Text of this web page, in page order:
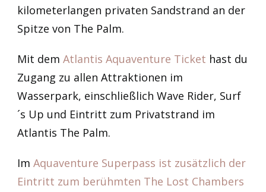
kilometerlangen privaten Sandstrand an der
Spitze von The Palm.
Mit dem Atlantis Aquaventure Ticket hast du
Zugang zu allen Attraktionen im
Wasserpark, einschließlich Wave Rider, Surf
´s Up und Eintritt zum Privatstrand im
Atlantis The Palm.
Im Aquaventure Superpass ist zusätzlich der
Eintritt zum berühmten The Lost Chambers